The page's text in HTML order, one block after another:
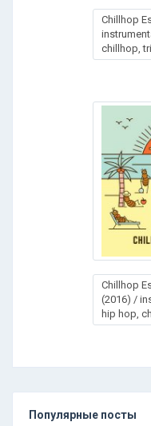
Chillhop
chillhop,
Chillhop
(2016) /
hip hop,
Популярные посты